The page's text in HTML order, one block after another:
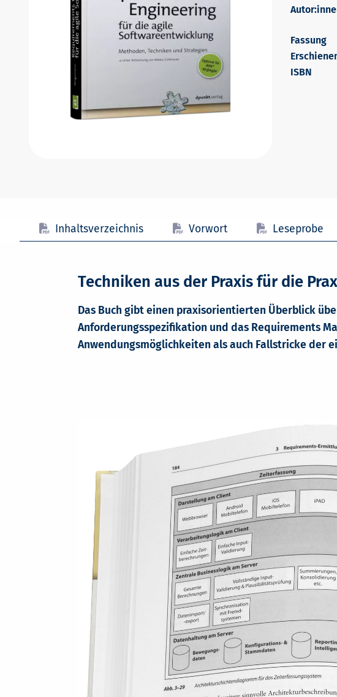
Inhaltsverzeichnis Vorwort Leseprobe
Techniken aus der Praxis für die
Das Buch gibt einen praxisorientierten Überblick
Anforderungsspezifikation und das Requirements
Anwendungsmöglichkeiten als auch Fallstricke der